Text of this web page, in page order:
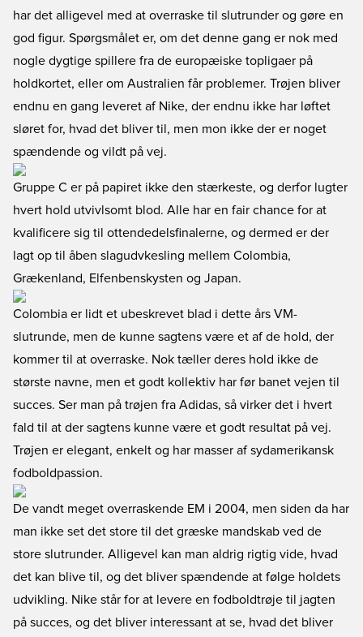
har det alligevel med at overraske til slutrunder og gøre en
god figur. Spørgsmålet er, om det denne gang er nok med
nogle dygtige spillere fra de europæiske topligaer på
holdkortet, eller om Australien får problemer. Trøjen bliver
endnu en gang leveret af Nike, der endnu ikke har løftet
sløret for, hvad det bliver til, men mon ikke der er noget
spændende og vildt på vej.
Gruppe C er på papiret ikke den stærkeste, og derfor lugter
hvert hold utvivlsomt blod. Alle har en fair chance for at
kvalificere sig til ottendedelsfinalerne, og dermed er der
lagt op til åben slagudvkesling mellem Colombia,
Grækenland, Elfenbenskysten og Japan.
Colombia er lidt et ubeskrevet blad i dette års VM-
slutrunde, men de kunne sagtens være et af de hold, der
kommer til at overraske. Nok tæller deres hold ikke de
største navne, men et godt kollektiv har før banet vejen til
succes. Ser man på trøjen fra Adidas, så virker det i hvert
fald til at der sagtens kunne være et godt resultat på vej.
Trøjen er elegant, enkelt og har masser af sydamerikansk
fodboldpassion.
De vandt meget overraskende EM i 2004, men siden da har
man ikke set det store til det græske mandskab ved de
store slutrunder. Alligevel kan man aldrig rigtig vide, hvad
det kan blive til, og det bliver spændende at følge holdets
udvikling. Nike står for at levere en fodboldtrøje til jagten
på succes, og det bliver interessant at se, hvad det bliver